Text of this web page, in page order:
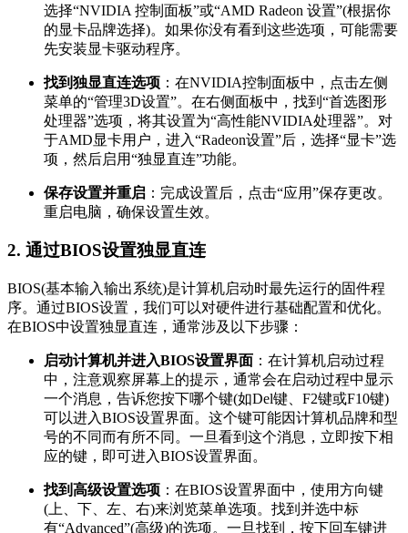
选择“NVIDIA 控制面板”或“AMD Radeon 设置”(根据你
的显卡品牌选择)。如果你没有看到这些选项，可能需要
先安装显卡驱动程序。
找到独显直连选项 ：在NVIDIA控制面板中，点击左侧
菜单的“管理3D设置”。在右侧面板中，找到“首选图形
处理器”选项，将其设置为“高性能NVIDIA处理器”。对
于AMD显卡用户，进入“Radeon设置”后，选择“显卡”选
项，然后启用“独显直连”功能。
保存设置并重启 ：完成设置后，点击“应用”保存更改。
重启电脑，确保设置生效。
2. 通过BIOS设置独显直连
BIOS(基本输入输出系统)是计算机启动时最先运行的固件程
序。通过BIOS设置，我们可以对硬件进行基础配置和优化。
在BIOS中设置独显直连，通常涉及以下步骤：
启动计算机并进入BIOS设置界面 ：在计算机启动过程
中，注意观察屏幕上的提示，通常会在启动过程中显示
一个消息，告诉您按下哪个键(如Del键、F2键或F10键)
可以进入BIOS设置界面。这个键可能因计算机品牌和型
号的不同而有所不同。一旦看到这个消息，立即按下相
应的键，即可进入BIOS设置界面。
找到高级设置选项 ：在BIOS设置界面中，使用方向键
(上、下、左、右)来浏览菜单选项。找到并选中标
有“Advanced”(高级)的选项。一旦找到，按下回车键进